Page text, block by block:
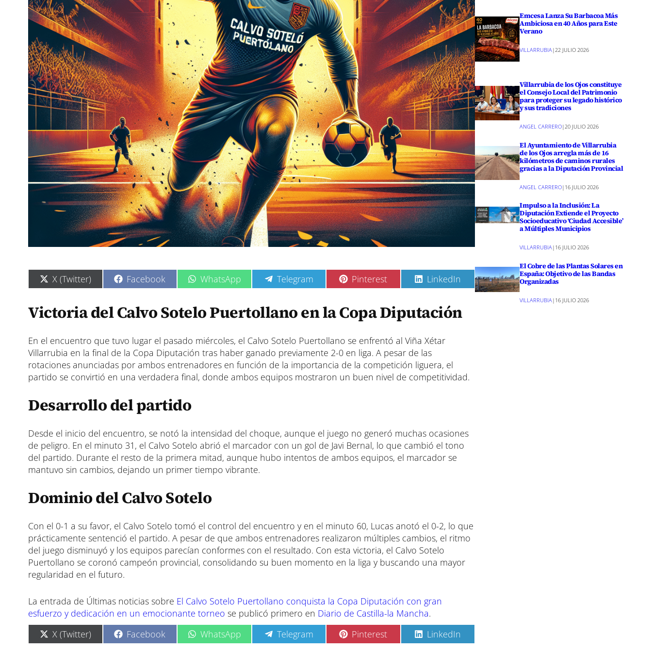
C
o
p
a
r
i
r
e
n
X (Twitter) C
o
p
a
r
i
r
e
n
Facebook C
o
a
r
i
r
e
n
WhatsApp C
o
a
r
i
r
e
n
Telegram C
o
a
r
i
r
e
n
Pinterest C
o
a
r
i
r
e
n
LinkedIn
Victoria del Calvo Sotelo Puertollano en la Copa Diputación
En el encuentro que tuvo lugar el pasado miércoles, el Calvo Sotelo Puertollano se enfrentó al Viña Xétar
Villarrubia en la final de la Copa Diputación tras haber ganado previamente 2-0 en liga. A pesar de las
rotaciones anunciadas por ambos entrenadores en función de la importancia de la competición liguera, el
partido se convirtió en una verdadera final, donde ambos equipos mostraron un buen nivel de competitividad.
Desarrollo del partido
Desde el inicio del encuentro, se notó la intensidad del choque, aunque el juego no generó muchas ocasiones
de peligro. En el minuto 31, el Calvo Sotelo abrió el marcador con un gol de Javi Bernal, lo que cambió el tono
del partido. Durante el resto de la primera mitad, aunque hubo intentos de ambos equipos, el marcador se
mantuvo sin cambios, dejando un primer tiempo vibrante.
Dominio del Calvo Sotelo
Con el 0-1 a su favor, el Calvo Sotelo tomó el control del encuentro y en el minuto 60, Lucas anotó el 0-2, lo que
prácticamente sentenció el partido. A pesar de que ambos entrenadores realizaron múltiples cambios, el ritmo
del juego disminuyó y los equipos parecían conformes con el resultado. Con esta victoria, el Calvo Sotelo
Puertollano se coronó campeón provincial, consolidando su buen momento en la liga y buscando una mayor
regularidad en el futuro.
La entrada de Últimas noticias sobre El Calvo Sotelo Puertollano conquista la Copa Diputación con gran
esfuerzo y dedicación en un emocionante torneo se publicó primero en Diario de Castilla-la Mancha.
C
o
X (Twitter) C
o
Facebook C
o
WhatsApp C
o
Telegram C
o
Pinterest C
o
LinkedIn
Emcesa Lanza Su Barbacoa Más
Ambiciosa en 40 Años para Este
Verano
VILLARRUBIA | 22 JULIO 2026
Villarrubia de los Ojos constituye
el Consejo Local del Patrimonio
para proteger su legado histórico
y sus tradiciones
ANGEL CARRERO| 20 JULIO 2026
El Ayuntamiento de Villarrubia
de los Ojos arregla más de 16
kilómetros de caminos rurales
gracias a la Diputación Provincial
ANGEL CARRERO| 16 JULIO 2026
Impulso a la Inclusión: La
Diputación Extiende el Proyecto
Socioeducativo ‘Ciudad Accesible’
a Múltiples Municipios
VILLARRUBIA| 16 JULIO 2026
El Cobre de las Plantas Solares en
España: Objetivo de las Bandas
Organizadas
VILLARRUBIA | 16 JULIO 2026